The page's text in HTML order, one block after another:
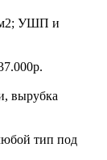
м2; УШП и
вырубка
тип под